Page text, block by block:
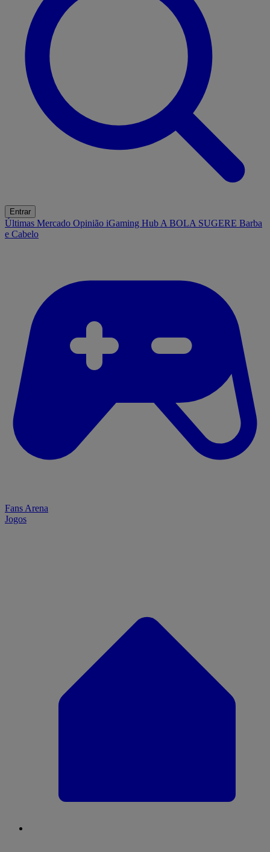
Entrar
Últimas Mercado Opinião iGaming Hub A BOLA SUGERE Barba
e Cabelo
Fans Arena
Jogos